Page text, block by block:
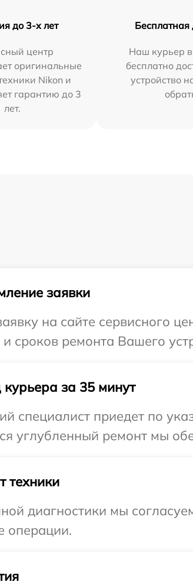
до 3-х лет
центр
оригинальные
Nikon и
гарантию до 3
лет.
Бесплатная
Наш курьер
бесплатно
устройство
заявки
на сайте сервисного
и сроков ремонта Вашего
за 35 минут
специалист приедет по
углубленный ремонт мы
техники
диагностики мы
операции.